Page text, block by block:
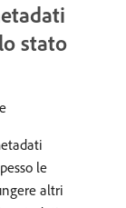
stato
le
altri